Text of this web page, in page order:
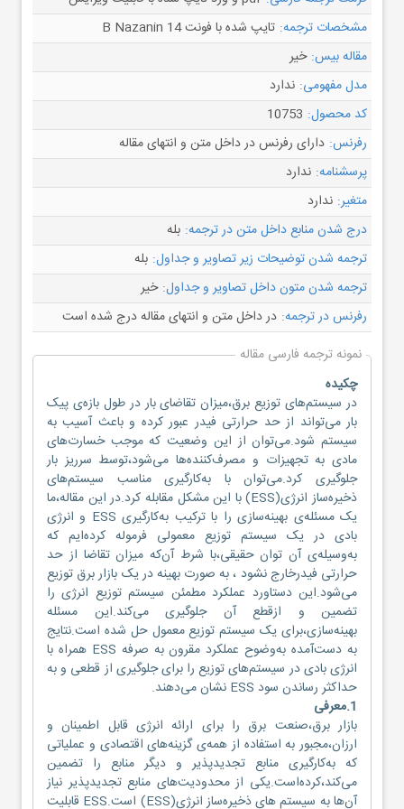
مشخصات ترجمه: تایپ شده با فونت B Nazanin 14
مقاله بیس: خیر
مدل مفهومی: ندارد
کد محصول: 10753
رفرنس: دارای رفرنس در داخل متن و انتهای مقاله
پرسشنامه: ندارد
متغیر: ندارد
درج شدن منابع داخل متن در ترجمه: بله
ترجمه شدن توضیحات زیر تصاویر و جداول: بله
ترجمه شدن متون داخل تصاویر و جداول: خیر
رفرنس در ترجمه: در داخل متن و انتهای مقاله درج شده است
نمونه ترجمه فارسی مقاله
چکیده
در سیستم‌های توزیع برق،میزان تقاضای بار در طول بازه‌ی پیک
بار می‌تواند از حد حرارتی فیدر عبور کرده و باعث آسیب به
سیستم شود.می‌توان از این وضعیت که موجب خسارت‌های
مادی به تجهیزات و مصرف‌کننده‌ها می‌شود،توسط سرریز بار
جلوگیری کرد.می‌توان با به‌کارگیری مناسب سیستم‌های
ذخیره‌ساز انرژی(ESS) با این مشکل مقابله کرد.در این مقاله،ما
یک مسئله‌ی بهینه‌سازی را با ترکیب به‌کارگیری ESS و انرژی
بادی در یک سیستم توزیع معمولی فرموله کرده‌ایم که
به‌وسیله‌ی آن توان حقیقی،با شرط آن‌که میزان تقاضا از حد
حرارتی فیدرخارج نشود ، به صورت بهینه در یک بازار برق توزیع
می‌شود.این دستاورد عملکرد مطمئن سیستم توزیع انرژی را
تضمین و ازقطع آن جلوگیری می‌کند.این مسئله
بهینه‌سازی،برای یک سیستم توزیع معمول حل شده‌ است.نتایج
به دست‌آمده به‌وضوح عملکرد مقرون‌ به صرفه ESS همراه با
انرژی بادی در سیستم‌های توزیع را برای جلوگیری از قطعی و به
حداکثر رساندن سود ESS نشان می‌دهند.
1.معرفی
بازار برق،صنعت برق را برای ارائه انرژی قابل اطمینان و
ارزان،مجبور به استفاده از همه‌ی گزینه‌های اقتصادی و عملیاتی
که به‌کارگیری منابع تجدیدپذیر و دیگر منابع را تضمین
می‌کند،کرده‌است.یکی از محدودیت‌های منابع تجدیدپذیر نیاز
آن‌ها به سیستم های ذخیره‌ساز انرژی(ESS) است.ESS قابلیت